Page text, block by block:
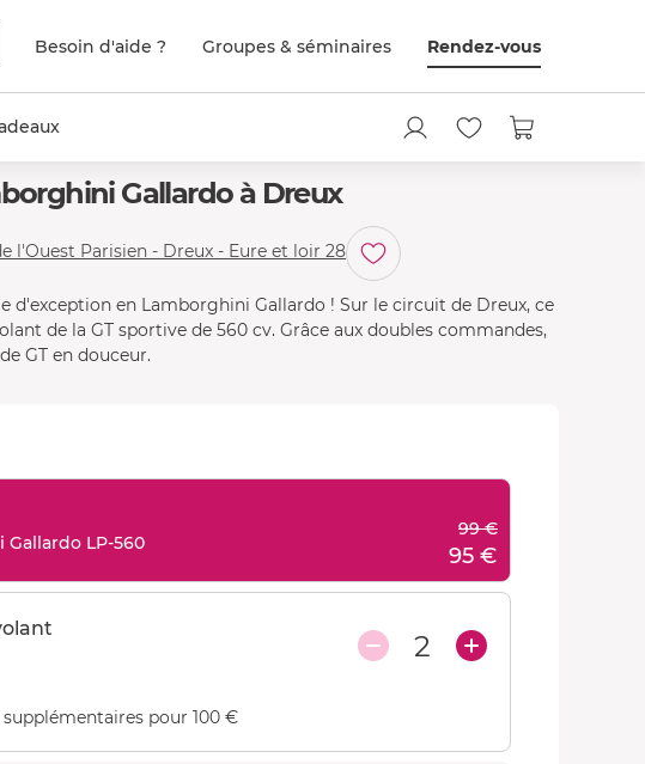
Besoin d'aide ? Groupes & séminaires Rendez-vous
Gallardo à Dreux
l'Ouest Parisien - Dreux - Eure et loir 28
d'exception en Lamborghini Gallardo ! Sur le circuit de Dreux, ce
de la GT sportive de 560 cv. Grâce aux doubles commandes,
GT en douceur.
LP-560
99 €
95 €
2
pour 100 €